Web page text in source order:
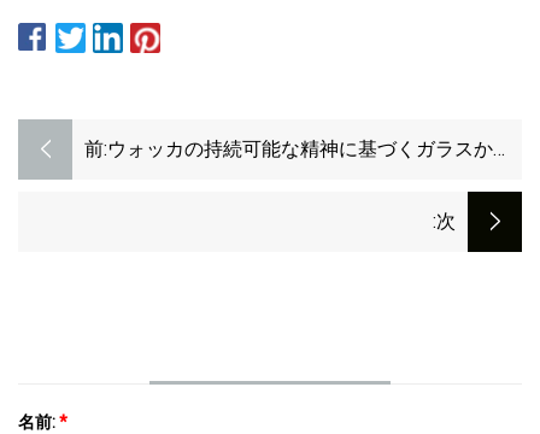
前:ウォッカの持続可能な精神に基づくガラスから
:次
名前:*